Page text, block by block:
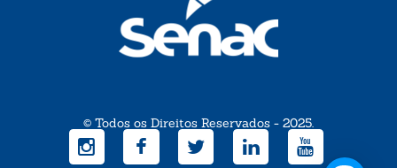
© Todos os Direitos Reservados - 2025.